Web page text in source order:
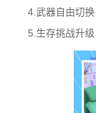
4.武器自由切
5.生存挑战升